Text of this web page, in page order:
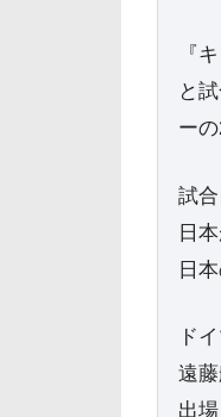
『
と
ー
試
日
日
ド
遠
出